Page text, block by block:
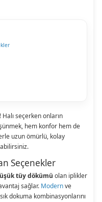
seçerken onların
hem konfor hem de
uzun ömürlü, kolay
Seçenekler
tüy dökümü olan iplikler
sağlar. Modernve
dokuma kombinasyonlarını